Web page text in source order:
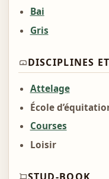
Bai
Gris
DISCIPLINES
Attelage
École
Courses
Loisir